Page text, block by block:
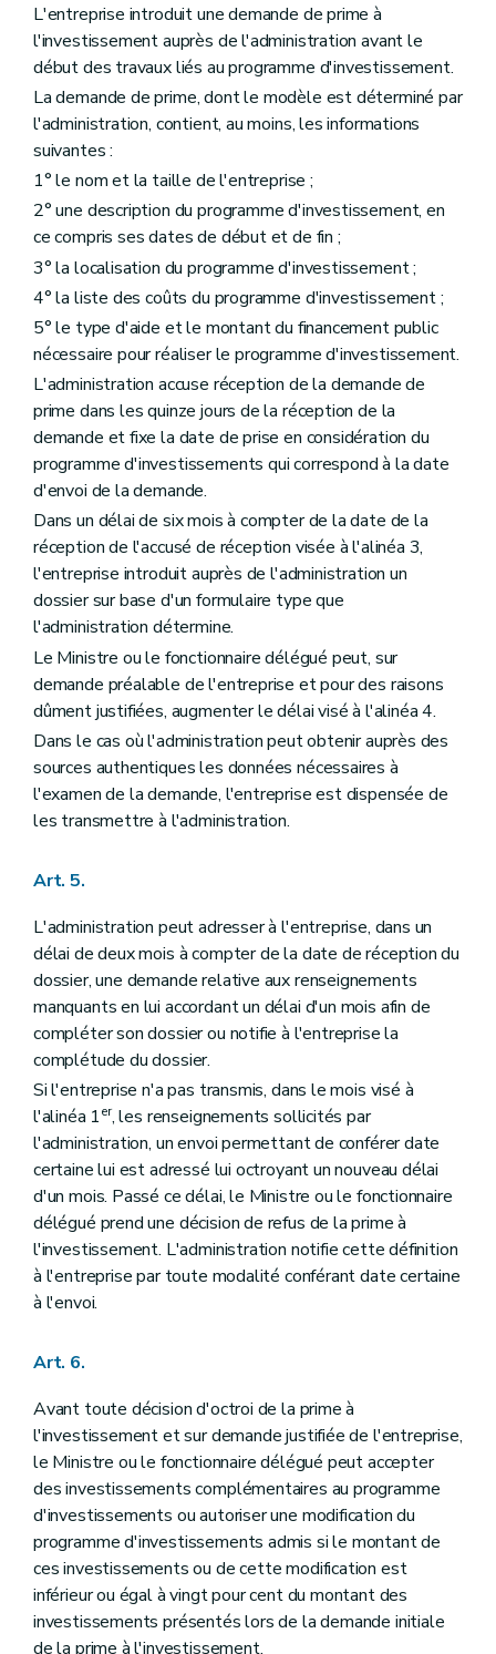
L'entreprise introduit une demande de prime à
l'investissement auprès de l'administration avant le
début des travaux liés au programme d'investissement.
La demande de prime, dont le modèle est déterminé par
l'administration, contient, au moins, les informations
suivantes :
1° le nom et la taille de l'entreprise ;
2° une description du programme d'investissement, en
ce compris ses dates de début et de fin ;
3° la localisation du programme d'investissement ;
4° la liste des coûts du programme d'investissement ;
5° le type d'aide et le montant du financement public
nécessaire pour réaliser le programme d'investissement.
L'administration accuse réception de la demande de
prime dans les quinze jours de la réception de la
demande et fixe la date de prise en considération du
programme d'investissements qui correspond à la date
d'envoi de la demande.
Dans un délai de six mois à compter de la date de la
réception de l'accusé de réception visée à l'alinéa 3,
l'entreprise introduit auprès de l'administration un
dossier sur base d'un formulaire type que
l'administration détermine.
Le Ministre ou le fonctionnaire délégué peut, sur
demande préalable de l'entreprise et pour des raisons
dûment justifiées, augmenter le délai visé à l'alinéa 4.
Dans le cas où l'administration peut obtenir auprès des
sources authentiques les données nécessaires à
l'examen de la demande, l'entreprise est dispensée de
les transmettre à l'administration.
Art. 5.
L'administration peut adresser à l'entreprise, dans un
délai de deux mois à compter de la date de réception du
dossier, une demande relative aux renseignements
manquants en lui accordant un délai d'un mois afin de
compléter son dossier ou notifie à l'entreprise la
complétude du dossier.
Si l'entreprise n'a pas transmis, dans le mois visé à
l'alinéa 1er, les renseignements sollicités par
l'administration, un envoi permettant de conférer date
certaine lui est adressé lui octroyant un nouveau délai
d'un mois. Passé ce délai, le Ministre ou le fonctionnaire
délégué prend une décision de refus de la prime à
l'investissement. L'administration notifie cette définition
à l'entreprise par toute modalité conférant date certaine
à l'envoi.
Art. 6.
Avant toute décision d'octroi de la prime à
l'investissement et sur demande justifiée de l'entreprise,
le Ministre ou le fonctionnaire délégué peut accepter
des investissements complémentaires au programme
d'investissements ou autoriser une modification du
programme d'investissements admis si le montant de
ces investissements ou de cette modification est
inférieur ou égal à vingt pour cent du montant des
investissements présentés lors de la demande initiale
de la prime à l'investissement.